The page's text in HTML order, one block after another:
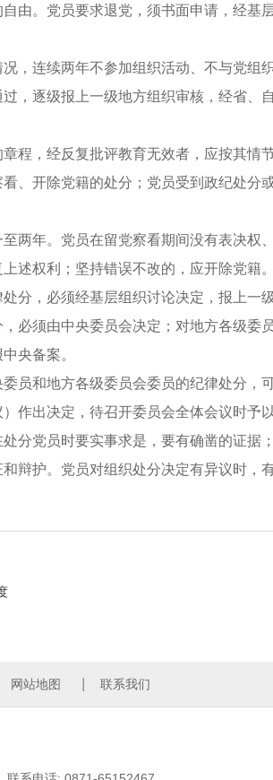
。党员要求退党，须书面申请，经基层
连续两年不参加组织活动、不与党组织
，逐级报上一级地方组织审核，经省、
，经反复批评教育无效者，应按其情节
、开除党籍的处分；党员受到政纪处分
年。党员在留党察看期间没有表决权
述权利；坚持错误不改的，应开除党籍。
，必须经基层组织讨论决定，报上一级
须由中央委员会决定；对地方各级委
央备案。
和地方各级委员会委员的纪律处分，
作出决定，待召开委员会全体会议时予以
党员时要实事求是，要有确凿的证据；
辩护。党员对组织处分决定有异议时，
网站地图 联系我们